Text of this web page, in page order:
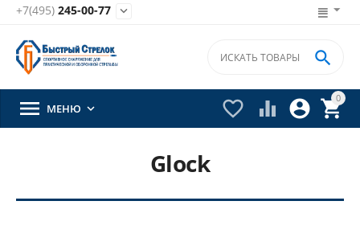
+7(495) 245-00-77 
0


 

 МЕНЮ 
Glock